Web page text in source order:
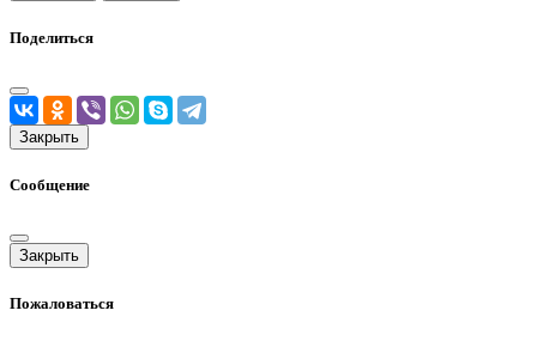
Поделиться
Закрыть
Сообщение
Закрыть
Пожаловаться